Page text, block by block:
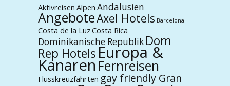
Aktivreisen Alpen Andalusien
AngeboteAxel Hotels Barcelona
Costa de la LuzCosta Rica
Dominikanische Republik Dom
Rep HotelsEuropa &
Kanaren Fernreisen
Flusskreuzfahrten gay friendly Gran